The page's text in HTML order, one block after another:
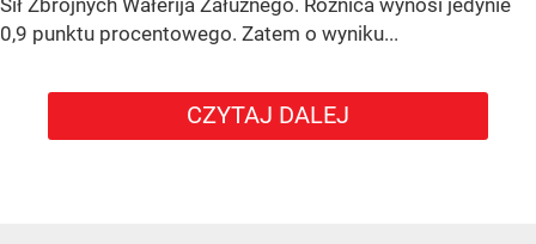
0,9 punktu procentowego. Zatem o wyniku...
CZYTAJ DALEJ